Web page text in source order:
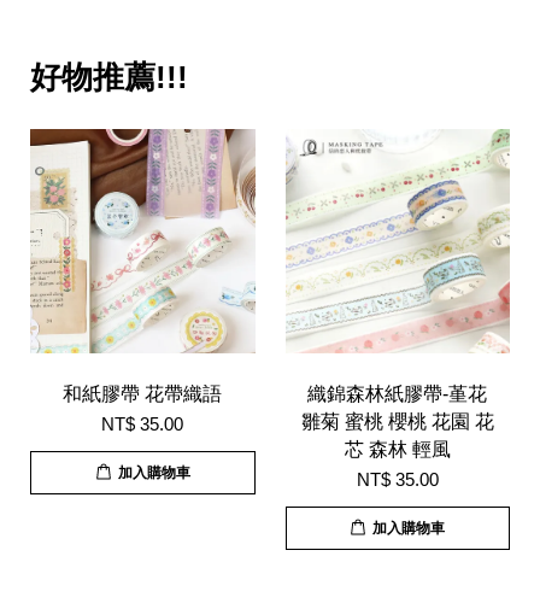
好物推薦!!!
和紙膠帶 花帶織語
NT$ 35.00
加入購物車
織錦森林紙膠帶-堇花
雛菊 蜜桃 櫻桃 花園 花
芯 森林 輕風
NT$ 35.00
加入購物車